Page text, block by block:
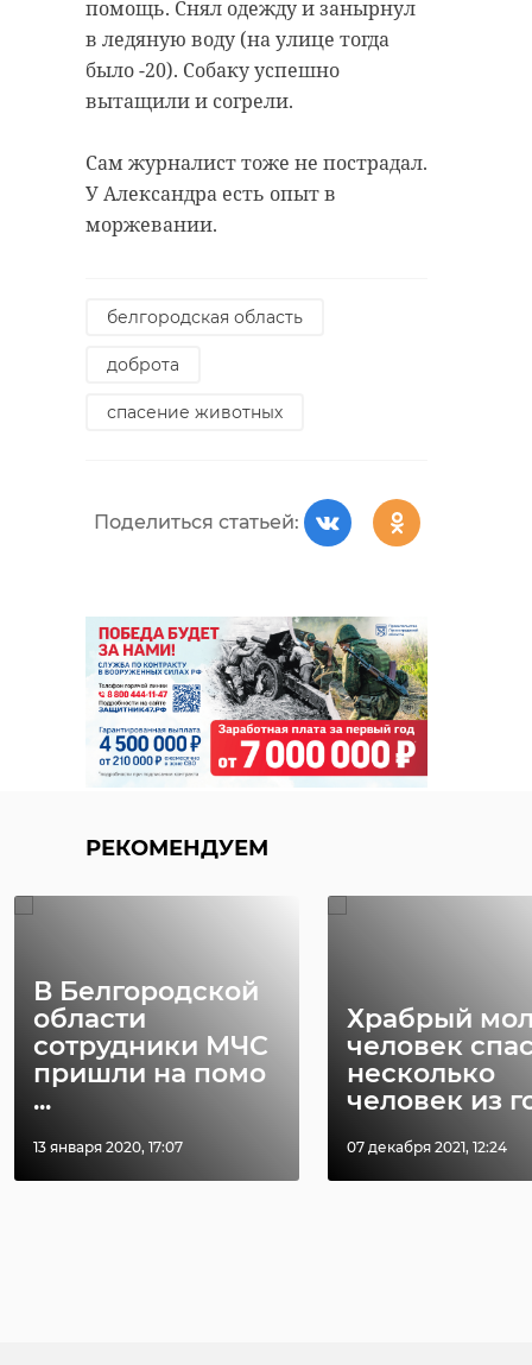
помощь. Снял одежду и занырнул
в ледяную воду (на улице тогда
было -20). Собаку успешно
вытащили и согрели.
Сам журналист тоже не пострадал.
У Александра есть опыт в
моржевании.
белгородская область
доброта
спасение животных
Поделиться статьей:
РЕКОМЕНДУЕМ
В Белгородской
области
сотрудники МЧС
пришли на помо
...
13 января 2020, 17:07
Храбрый
человек
несколько
человек из
07 декабря 2021, 12:24